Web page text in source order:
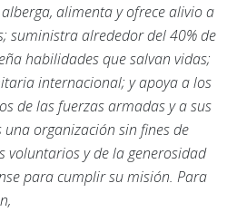
alimenta y ofrece alivio a
suministra alrededor del 40% de
habilidades que salvan vidas;
internacional; y apoya a los
de las fuerzas armadas y a sus
una organización sin fines de
voluntarios y de la generosidad
para cumplir su misión. Para